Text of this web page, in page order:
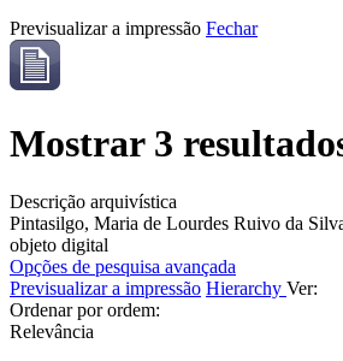
Previsualizar a impressão Fechar
Mostrar 3
Descrição arquivística
Pintasilgo, Maria de Lourdes Ruivo da
objeto digital
Opções de pesquisa avançada
Previsualizar a impressão Hierarchy Ver:
Ordenar por ordem:
Relevância